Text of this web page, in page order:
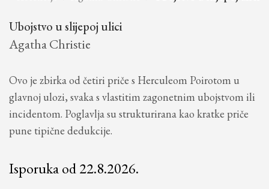
Ubojstvo u slijepoj ulici
Agatha Christie
Ovo je zbirka od četiri priče s Herculeom Poirotom u
glavnoj ulozi, svaka s vlastitim zagonetnim ubojstvom ili
incidentom. Poglavlja su strukturirana kao kratke priče
pune tipične dedukcije.
Isporuka od 22.8.2026.